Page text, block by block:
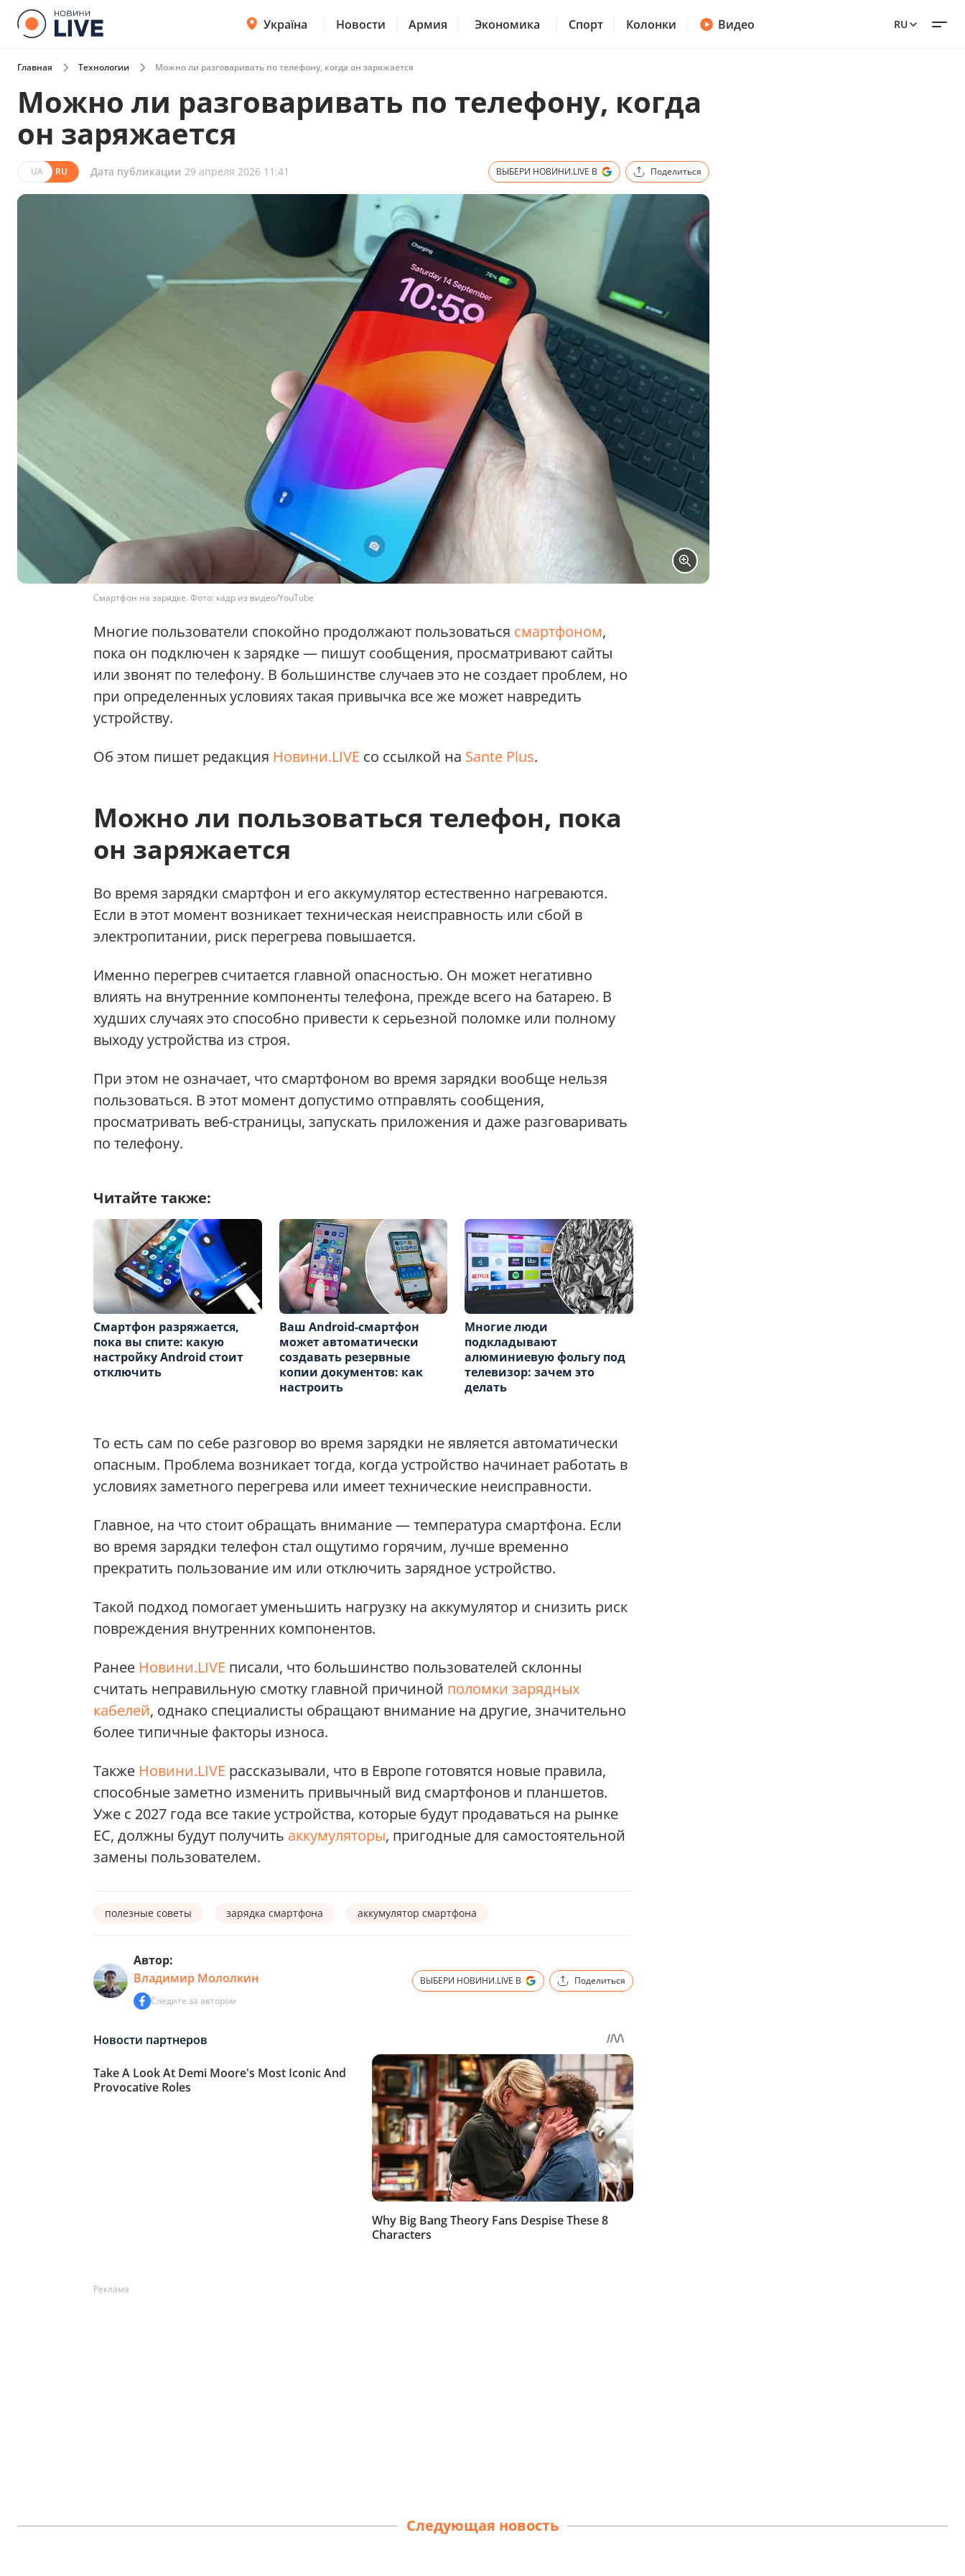
Україна Новости Армия Экономика Спорт Колонки Видео RU
Главная Технологии Можно ли разговаривать по телефону, когда он заряжается
Можно ли разговаривать по телефону, когда
он заряжается
UA RU Дата публикации 29 апреля 2026 11:41 ВЫБЕРИ НОВИНИ.LIVE В Поделиться
Смартфон на зарядке. Фото: кадр из видео/YouTube
Многие пользователи спокойно продолжают пользоваться смартфоном,
пока он подключен к зарядке — пишут сообщения, просматривают сайты
или звонят по телефону. В большинстве случаев это не создает проблем, но
при определенных условиях такая привычка все же может навредить
устройству.
Об этом пишет редакция Новини.LIVE со ссылкой на Sante Plus.
Можно ли пользоваться телефон, пока
он заряжается
Во время зарядки смартфон и его аккумулятор естественно нагреваются.
Если в этот момент возникает техническая неисправность или сбой в
электропитании, риск перегрева повышается.
Именно перегрев считается главной опасностью. Он может негативно
влиять на внутренние компоненты телефона, прежде всего на батарею. В
худших случаях это способно привести к серьезной поломке или полному
выходу устройства из строя.
При этом не означает, что смартфоном во время зарядки вообще нельзя
пользоваться. В этот момент допустимо отправлять сообщения,
просматривать веб-страницы, запускать приложения и даже разговаривать
по телефону.
Читайте также:
Смартфон разряжается,
пока вы спите: какую
настройку Android стоит
отключить
Ваш Android-смартфон
может автоматически
создавать резервные
копии документов: как
настроить
Многие люди
подкладывают
алюминиевую фольгу под
телевизор: зачем это
делать
То есть сам по себе разговор во время зарядки не является автоматически
опасным. Проблема возникает тогда, когда устройство начинает работать в
условиях заметного перегрева или имеет технические неисправности.
Главное, на что стоит обращать внимание — температура смартфона. Если
во время зарядки телефон стал ощутимо горячим, лучше временно
прекратить пользование им или отключить зарядное устройство.
Такой подход помогает уменьшить нагрузку на аккумулятор и снизить риск
повреждения внутренних компонентов.
Ранее Новини.LIVE писали, что большинство пользователей склонны
считать неправильную смотку главной причиной поломки зарядных
кабелей, однако специалисты обращают внимание на другие, значительно
более типичные факторы износа.
Также Новини.LIVE рассказывали, что в Европе готовятся новые правила,
способные заметно изменить привычный вид смартфонов и планшетов.
Уже с 2027 года все такие устройства, которые будут продаваться на рынке
ЕС, должны будут получить аккумуляторы, пригодные для самостоятельной
замены пользователем.
полезные советы зарядка смартфона аккумулятор смартфона
Автор:
Владимир Мололкин
Следите за автором
ВЫБЕРИ НОВИНИ.LIVE В Поделиться
Реклама
Следующая новость